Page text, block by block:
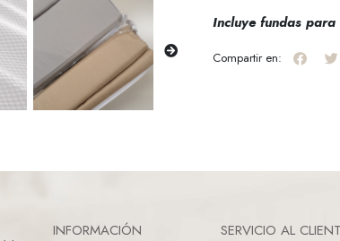
Incluye fundas
Compartir en:
INFORMACIÓN SERVICIO AL